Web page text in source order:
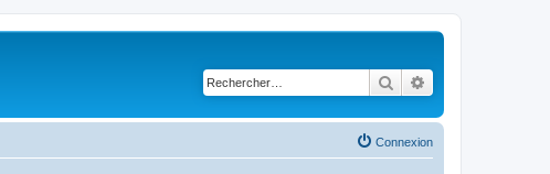
Rechercher
Connexion